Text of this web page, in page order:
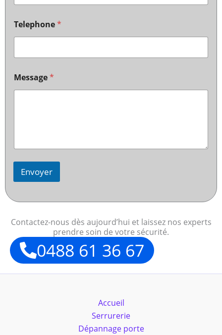
Telephone*
Message*
Envoyer
Contactez-nous dès aujourd’hui et laissez nos experts
prendre soin de votre sécurité.
0488 61 36 67
Accueil
Serrurerie
Dépannage porte